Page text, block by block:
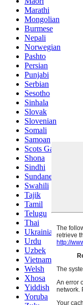
Marathi
Mongolian
Burmese
Nepali
Norwegian
Pashto
Persian
Punjabi
Serbian
Sesotho
Sinhala
Slovak
Slovenian
Somali
Samoan
Scots Gaelic
Shona
Sindhi
Sundanese
Swahili
Tajik
Tamil
Telugu
Thai
Ukrainian
Urdu
Uzbek
Vietnamese
Welsh
Xhosa
Yiddish
Yoruba